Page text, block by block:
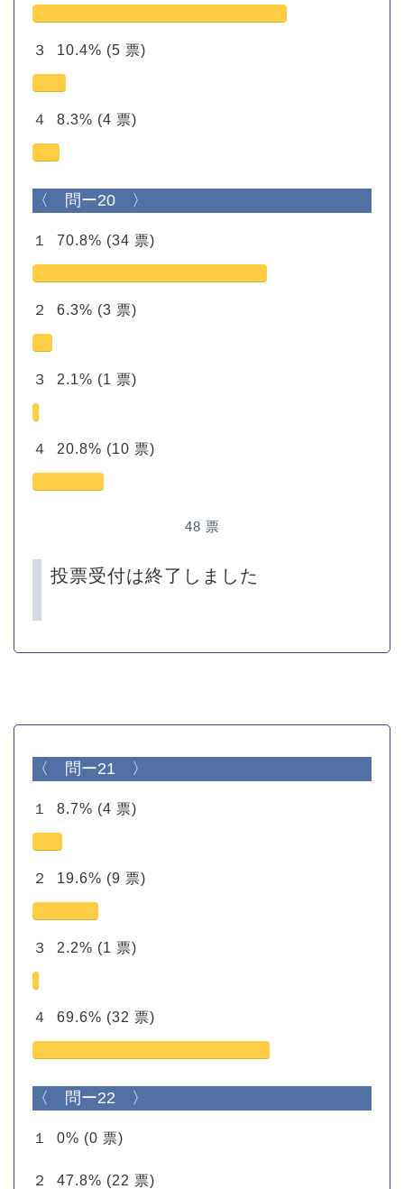
３ 10.4% (5 票)
４ 8.3% (4 票)
〈 問ー20 〉
１ 70.8% (34 票)
２ 6.3% (3 票)
３ 2.1% (1 票)
４ 20.8% (10 票)
48 票
投票受付は終了しました
〈 問ー21 〉
１ 8.7% (4 票)
２ 19.6% (9 票)
３ 2.2% (1 票)
４ 69.6% (32 票)
〈 問ー22 〉
１ 0% (0 票)
２ 47.8% (22 票)